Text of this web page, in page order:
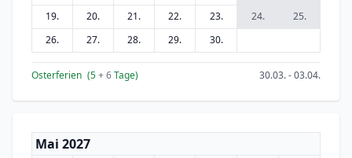
19.
20. 21. 22. 23. 24.
25.
26.
27. 28. 29. 30.
Osterferien (5+ 6Tage) 30.03. - 03.04.
Mai 2027